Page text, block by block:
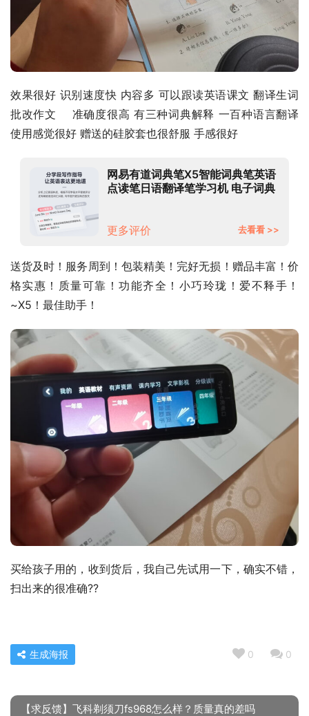
效果很好 识别速度快 内容多 可以跟读英语课文 翻译生词
批改作文    准确度很高 有三种词典解释 一百种语言翻译
使用感觉很好 赠送的硅胶套也很舒服 手感很好
网易有道词典笔X5智能词典笔英语
点读笔日语翻译笔学习机 电子词典
发货-推荐下单
更多评价 去看看 >>
送货及时！服务周到！包装精美！完好无损！赠品丰富！价
格实惠！质量可靠！功能齐全！小巧玲珑！爱不释手！
~X5！最佳助手！
买给孩子用的，收到货后，我自己先试用一下，确实不错，
扫出来的很准确??
0 0
生成海报
【求反馈】飞科剃须刀fs968怎么样？质量真的差吗